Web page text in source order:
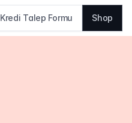
Kredi Talep Formu Shop